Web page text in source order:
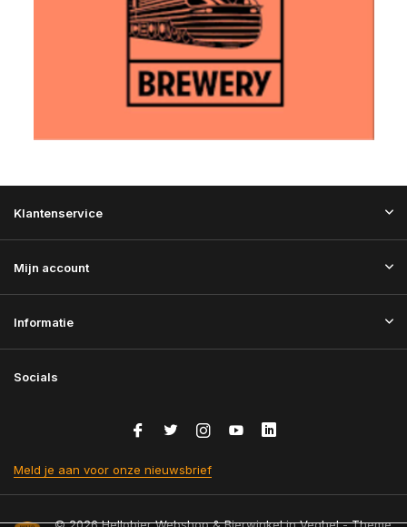
Klantenservice
Mijn account
Informatie
Socials
Meld je aan voor onze nieuwsbrief